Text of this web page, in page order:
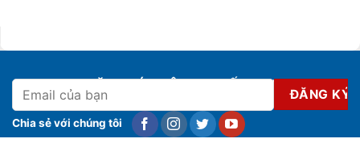
ĐĂNG KÝ NHẬN KHUYẾN MẠI
Chia sẻ với chúng tôi